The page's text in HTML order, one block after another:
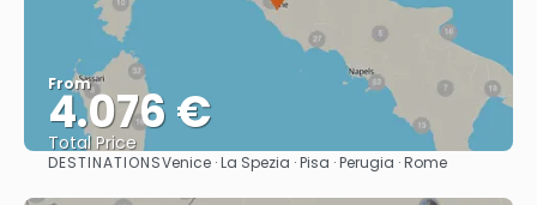
From
4.076 €
Total Price
See
DESTINATIONSVenice · La Spezia · Pisa · Perugia · Rome